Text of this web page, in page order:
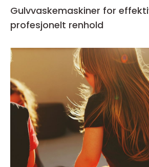
Gulvvaskemaskiner for
profesjonelt renhold